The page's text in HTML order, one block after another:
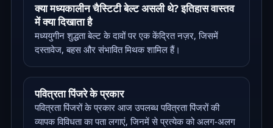
क्या मध्यकालीन चैस्टिटी बेल्ट असली थे? इतिहास वास्तव
में क्या दिखाता है
मध्ययुगीन शुद्धता बेल्ट के दावों पर एक केंद्रित नज़र, जिसमें
दस्तावेज, बहस और संभावित मिथक शामिल हैं।
पवित्रता पिंजरे के प्रकार
पवित्रता पिंजरों के प्रकार आज उपलब्ध पवित्रता पिंजरों की
व्यापक विविधता का पता लगाएं, जिनमें से प्रत्येक को अलग-अलग